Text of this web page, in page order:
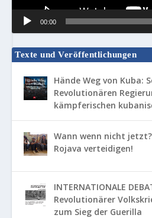
00:00
Texte und Veröffentlichungen
Hände Weg von
Revolutionären
kämpferischen
Wann wenn nicht
Rojava verteidigen!
INTERNATIONALE
Revolutionärer
zum Sieg der Guerilla